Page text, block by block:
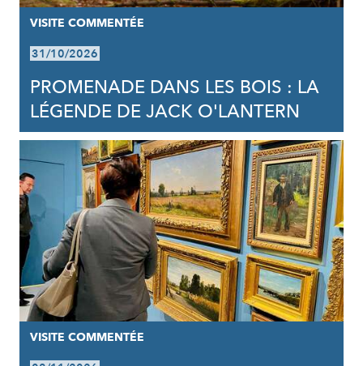
VISITE COMMENTÉE
31/10/2026
PROMENADE DANS LES BOIS : LA
LÉGENDE DE JACK O'LANTERN
VISITE COMMENTÉE